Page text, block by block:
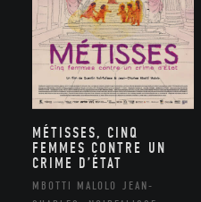
MÉTISSES, CINQ
FEMMES CONTRE UN
CRIME D’ÉTAT
MBOTTI MALOLO JEAN-